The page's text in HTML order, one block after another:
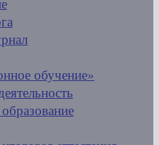
обучение»